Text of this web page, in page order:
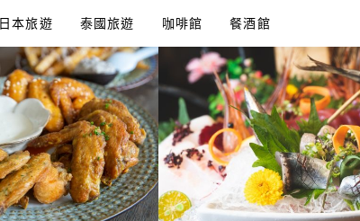
日本旅遊 泰國旅遊 咖啡館 餐酒館